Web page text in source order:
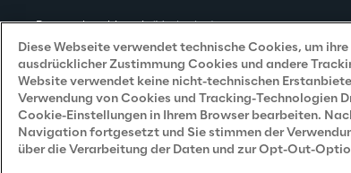
Datenschutzhinweis(Marketing)
Grundsatzerklärung - LKSG (Deutschland)
Reply © 2026
Diese Webseite verwendet technische Cookies, um
ausdrücklicher Zustimmung Cookies und andere
Website verwendet keine nicht-technischen
Verwendung von Cookies und Tracking-Technologien
Cookie-Einstellungen in Ihrem Browser bearbeiten.
Navigation fortgesetzt und Sie stimmen der
über die Verarbeitung der Daten und zur Opt-Out-